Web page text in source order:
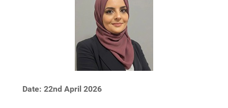
Date: 22nd April 2026